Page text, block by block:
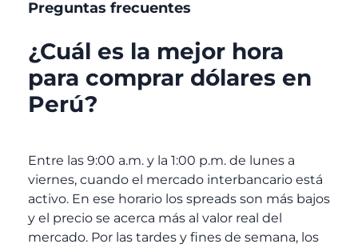
Preguntas frecuentes
¿Cuál es la mejor hora
para comprar dólares en
Perú?
Entre las 9:00 a.m. y la 1:00 p.m. de lunes a
viernes, cuando el mercado interbancario está
activo. En ese horario los spreads son más bajos
y el precio se acerca más al valor real del
mercado. Por las tardes y fines de semana, los